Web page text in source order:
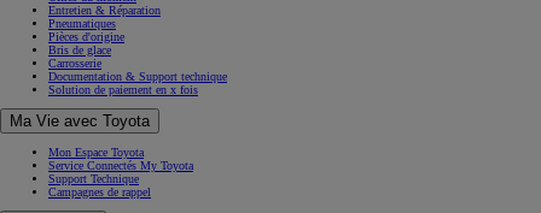
Entretien & Réparation
Pneumatiques
Pièces d'origine
Bris de glace
Carrosserie
Documentation & Support technique
Solution de paiement en x fois
Ma Vie avec Toyota
Mon Espace Toyota
Service Connectés My Toyota
Support Technique
Campagnes de rappel